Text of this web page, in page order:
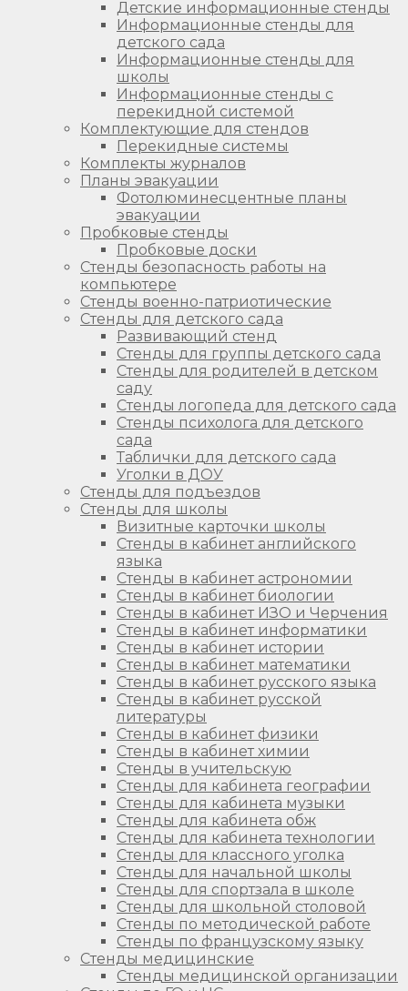
Детские информационные стенды
Информационные стенды для
детского сада
Информационные стенды для
школы
Информационные стенды с
перекидной системой
Комплектующие для стендов
Перекидные системы
Комплекты журналов
Планы эвакуации
Фотолюминесцентные планы
эвакуации
Пробковые стенды
Пробковые доски
Стенды безопасность работы на
компьютере
Стенды военно-патриотические
Стенды для детского сада
Развивающий стенд
Стенды для группы детского сада
Стенды для родителей в детском
саду
Стенды логопеда для детского сада
Стенды психолога для детского
сада
Таблички для детского сада
Уголки в ДОУ
Стенды для подъездов
Стенды для школы
Визитные карточки школы
Стенды в кабинет английского
языка
Стенды в кабинет астрономии
Стенды в кабинет биологии
Стенды в кабинет ИЗО и Черчения
Стенды в кабинет информатики
Стенды в кабинет истории
Стенды в кабинет математики
Стенды в кабинет русского языка
Стенды в кабинет русской
литературы
Стенды в кабинет физики
Стенды в кабинет химии
Стенды в учительскую
Стенды для кабинета географии
Стенды для кабинета музыки
Стенды для кабинета обж
Стенды для кабинета технологии
Стенды для классного уголка
Стенды для начальной школы
Стенды для спортзала в школе
Стенды для школьной столовой
Стенды по методической работе
Стенды по французскому языку
Стенды медицинские
Стенды медицинской организации